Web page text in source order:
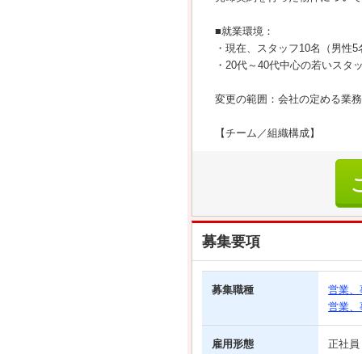
■就業環境：
・現在、スタッフ10名（男性
・20代～40代中心の若いスタ
変更の範囲：会社の定める業務
【チーム／組織構成】
募集要項
募集職種 営業、
営業、
雇用形態
正社